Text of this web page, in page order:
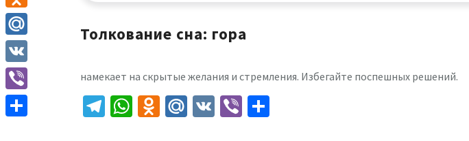
Толкование сна: гора
намекает на скрытые желания и стремления. Избегайте поспешных решений.
Telegram
WhatsApp
Odnoklassniki
Mail.Ru
VK Viber
Odnoklassniki
Mail.Ru
VK
Viber